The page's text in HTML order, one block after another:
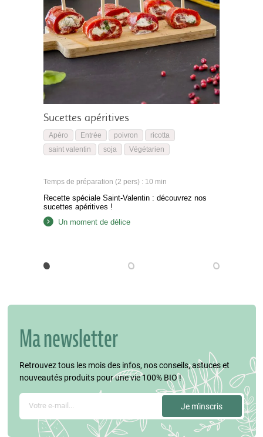
Sucettes apéritives
Apéro Entrée poivron
ricotta
saint valentin
soja Végétarien
Temps de préparation (2 pers) : 10 min
Recette spéciale Saint-Valentin : découvrez nos
sucettes apéritives !
Un moment de délice
Ma newsletter
Retrouvez tous les mois des infos, nos conseils, astuces et
nouveautés produits pour une vie 100% BIO !